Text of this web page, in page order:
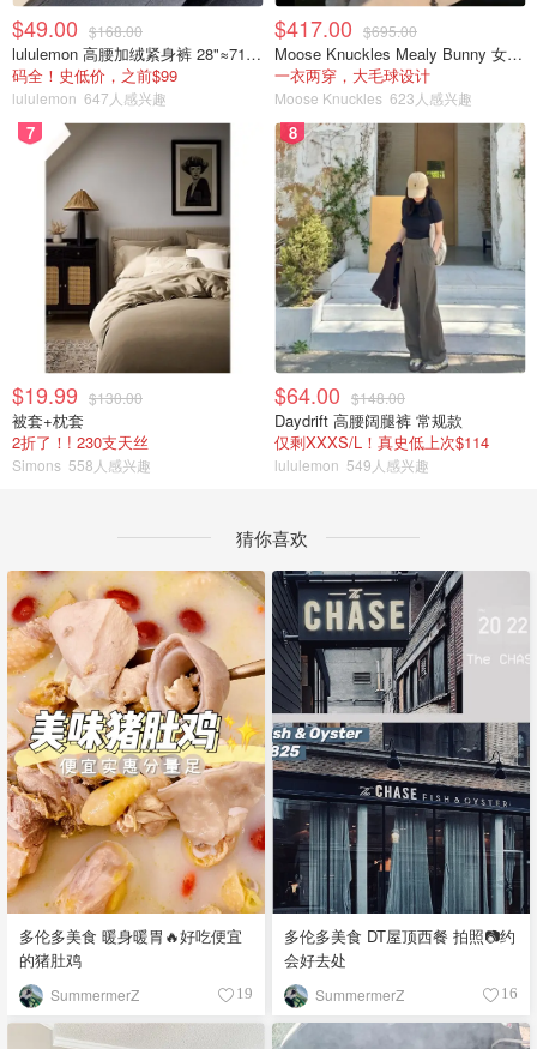
$49.00 $168.00
lululemon 高腰加绒紧身裤 28"≈71cm 5个口袋
码全！史低价，之前$99
lululemon 647人感兴趣
$417.00 $695.00
Moose Knuckles Mealy Bunny 女士双面穿连帽外套
一衣两穿，大毛球设计
Moose Knuckles 623人感兴趣
7
$19.99 $130.00
被套+枕套
2折了！! 230支天丝
Simons 558人感兴趣
8
$64.00 $148.00
Daydrift 高腰阔腿裤 常规款
仅剩XXXS/L！真史低上次$114
lululemon 549人感兴趣
猜你喜欢
多伦多美食 暖身暖胃🔥好吃便宜
的猪肚鸡
SummermerZ 19
多伦多美食 DT屋顶西餐 拍照📷约
会好去处
SummermerZ 16